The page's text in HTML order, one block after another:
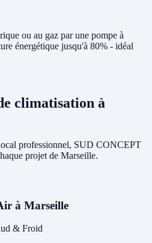
ou au gaz par une pompe à
énergétique jusqu'à 80% - idéal
climatisation à
professionnel, SUD CONCEPT
projet de Marseille.
à Marseille
& Froid